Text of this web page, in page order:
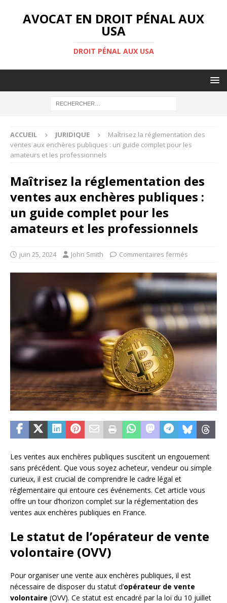
AVOCAT EN DROIT PÉNAL AUX
USA
DROIT PÉNAL AUX USA
ACCUEIL JURIDIQUE
Maîtrisez la réglementation des
ventes aux enchères publiques : un guide complet pour les
amateurs et les professionnels
Maîtrisez la réglementation des
ventes aux enchères publiques :
un guide complet pour les
amateurs et les professionnels
juin 25, 2024 John Smith Commentaires fermés
Les ventes aux enchères publiques suscitent un engouement
sans précédent. Que vous soyez acheteur, vendeur ou simple
curieux, il est crucial de comprendre le cadre légal et
réglementaire qui entoure ces événements. Cet article vous
offre un tour d’horizon complet sur la réglementation des
ventes aux enchères publiques en France.
Le statut de l’opérateur de vente
volontaire (OVV)
Pour organiser une vente aux enchères publiques, il est
nécessaire de disposer du statut d’opérateur de vente
volontaire (OVV). Ce statut est encadré par la loi du 10 juillet